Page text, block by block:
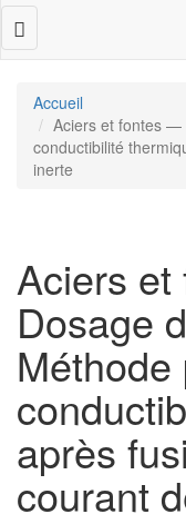
Toggle
navigation
Accueil
Aciers et fontes
conductibilité
inerte
Aciers
Dosage
Méthode
après
courant